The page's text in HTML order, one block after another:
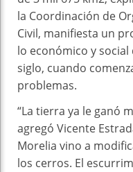
la Coordinación de
Civil, manifiesta un
lo económico y
siglo, cuando
problemas.
“La tierra ya le ganó
agregó Vicente
Morelia vino a
los cerros. El